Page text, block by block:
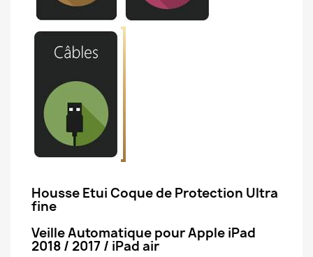
Housse Etui Coque de Protection Ultra
fine
Veille Automatique pour Apple iPad
2018 / 2017 / iPad air